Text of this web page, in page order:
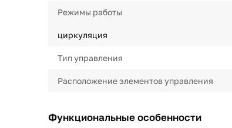
Режимы работы
циркуляция
Тип управления
Расположение элементов управления
Функциональные особенности